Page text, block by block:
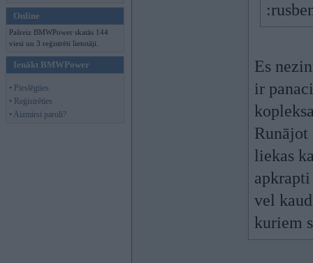
Online
Pašreiz BMWPower skatās 144
viesi un 3 reģistrēti lietotāji.
Ienākt BMWPower
• Pieslēgties
• Reģistrēties
• Aizmirsi paroli?
Es
ir
Runājot
liekas
vel
kuriem